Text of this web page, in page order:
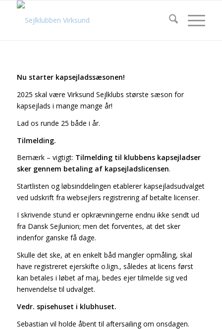
Nu starter kapsejladssæsonen!
2025 skal være Virksund Sejlklubs største sæson for
kapsejlads i mange mange år!
Lad os runde 25 både i år.
Tilmelding.
Bemærk – vigtigt: Tilmelding til klubbens kapsejladser
sker gennem betaling af kapsejladslicensen.
Startlisten og løbsinddelingen etablerer kapsejladsudvalget
ved udskrift fra websejlers registrering af betalte licenser.
I skrivende stund er opkrævningerne endnu ikke sendt ud
fra Dansk Sejlunion; men det forventes, at det sker
indenfor ganske få dage.
Skulle det ske, at en enkelt båd mangler opmåling, skal
have registreret ejerskifte o.lign., således at licens først
kan betales i løbet af maj, bedes ejer tilmelde sig ved
henvendelse til udvalget.
Vedr. spisehuset i klubhuset.
Sebastian vil holde åbent til aftersailing om onsdagen.